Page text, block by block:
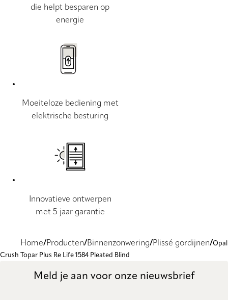
die helpt besparen op
energie
Moeiteloze bediening met
elektrische besturing
Innovatieve ontwerpen
met 5 jaar garantie
Home Producten Binnenzonwering Plissé gordijnen Opal
Crush Topar Plus Re Life 1584 Pleated Blind
Meld je aan voor onze nieuwsbrief